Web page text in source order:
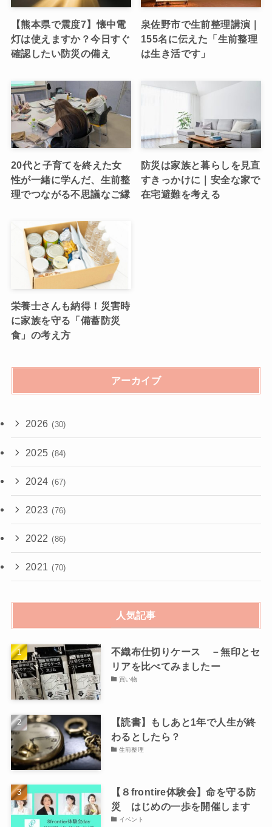
【熊本県で震度7】懐中電
灯は使えますか？今日すぐ
確認したい防災の備え
泉佐野市で生前整理講演｜
155名に伝えた「生前整理
は生き活です」
20代と子育てを終えた女
性が一緒に学んだ、生前整
理でつながる不思議なご縁
防災は家族と暮らしを見直
すきっかけに｜安全な家で
在宅避難を考える
栄養士さんも納得！災害時
に家族を守る「備蓄防災
食」の考え方
アーカイブ
2026 (30)
2025 (84)
2024 (67)
2023 (76)
2022 (86)
2021 (70)
人気記事
不織布仕切りケース －無印とセ
リアを比べてみましたー
買い物
【読書】もしあと1年で人生が終
わるとしたら？
生前整理
【８frontire体験会】命を守る防
災 はじめの一歩を開催します
イベント